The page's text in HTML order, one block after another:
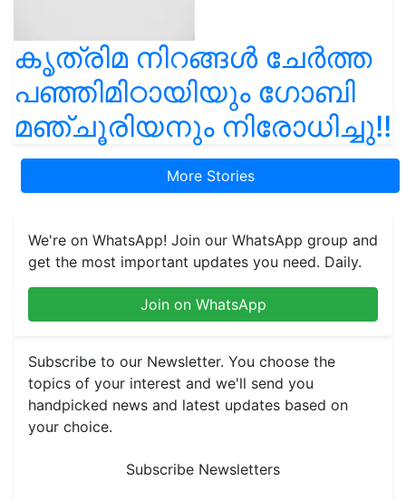
കൃത്രിമ നിറങ്ങൾ ചേർത്ത
പഞ്ഞിമിഠായിയും ഗോബി
മഞ്ചൂരിയനും നിരോധിച്ചു!!
More Stories
We're on WhatsApp! Join our WhatsApp group and
get the most important updates you need. Daily.
Join on WhatsApp
Subscribe to our Newsletter. You choose the
topics of your interest and we'll send you
handpicked news and latest updates based on
your choice.
Subscribe Newsletters